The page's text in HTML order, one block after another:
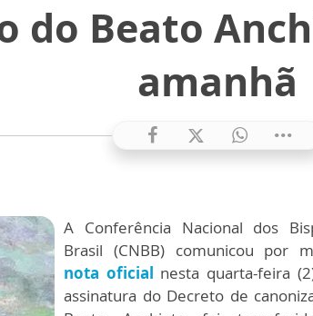
do Beato
amanhã
A Conferência Nacional dos
Brasil (CNBB) comunicou por
nota oficial nesta quarta-feira
assinatura do Decreto de